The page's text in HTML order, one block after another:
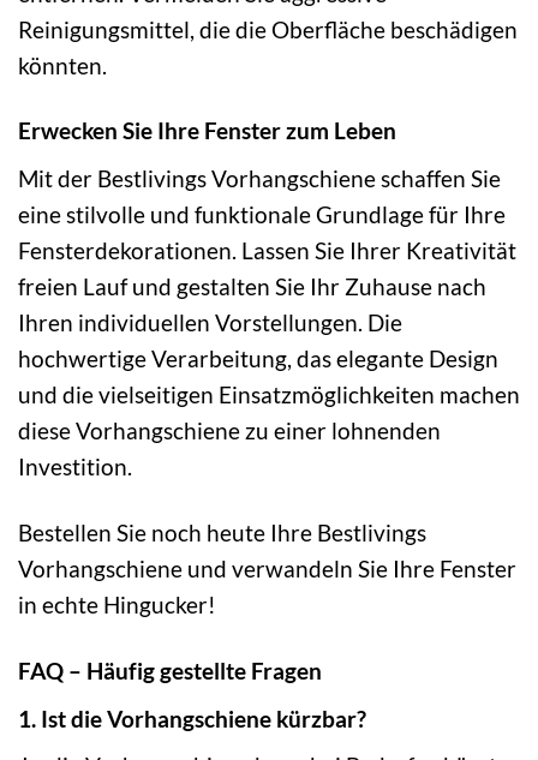
Reinigungsmittel, die die Oberfläche beschädigen
könnten.
Erwecken Sie Ihre Fenster zum Leben
Mit der Bestlivings Vorhangschiene schaffen Sie
eine stilvolle und funktionale Grundlage für Ihre
Fensterdekorationen. Lassen Sie Ihrer Kreativität
freien Lauf und gestalten Sie Ihr Zuhause nach
Ihren individuellen Vorstellungen. Die
hochwertige Verarbeitung, das elegante Design
und die vielseitigen Einsatzmöglichkeiten machen
diese Vorhangschiene zu einer lohnenden
Investition.
Bestellen Sie noch heute Ihre Bestlivings
Vorhangschiene und verwandeln Sie Ihre Fenster
in echte Hingucker!
FAQ – Häufig gestellte Fragen
1. Ist die Vorhangschiene kürzbar?